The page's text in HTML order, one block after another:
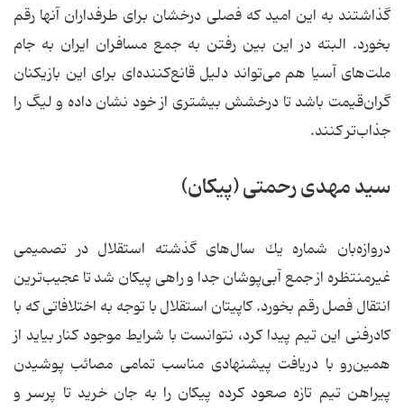
گذاشتند به این امید كه فصلی درخشان برای طرفداران آنها رقم
بخورد. البته در این بین رفتن به جمع مسافران ایران به جام
ملت‌های آسیا هم می‌تواند دلیل قانع‌كننده‌ای برای این بازیكنان
گران‌قیمت باشد تا درخشش بیشتری از خود نشان داده و لیگ را
جذاب‌تر كنند.
سید مهدی رحمتی (پیكان)
دروازه‌بان شماره یك سال‌های گذشته استقلال در تصمیمی
غیرمنتظره از جمع آبی‌پوشان جدا و راهی پیكان شد تا عجیب‌ترین
انتقال فصل رقم بخورد. كاپیتان استقلال با توجه به اختلافاتی كه با
كادرفنی این تیم پیدا كرد، نتوانست با شرایط موجود كنار بیاید از
همین‌رو با دریافت پیشنهادی مناسب تمامی مصائب پوشیدن
پیراهن تیم تازه صعود كرده پیكان را به جان خرید تا پرسر و